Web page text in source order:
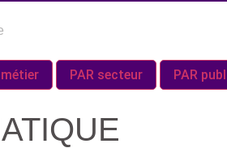
métier PAR secteur PAR